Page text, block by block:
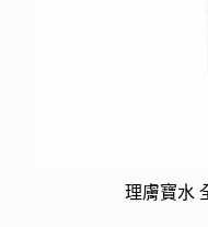
理膚寶水